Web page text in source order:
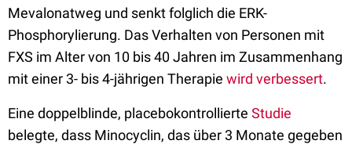
Mevalonatweg und senkt folglich die ERK-
Phosphorylierung. Das Verhalten von Personen mit
FXS im Alter von 10 bis 40 Jahren im Zusammenhang
mit einer 3- bis 4-jährigen Therapie wird verbessert.
Eine doppelblinde, placebokontrollierte Studie
belegte, dass Minocyclin, das über 3 Monate gegeben